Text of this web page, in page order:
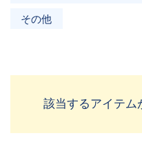
その他
該当するアイテム